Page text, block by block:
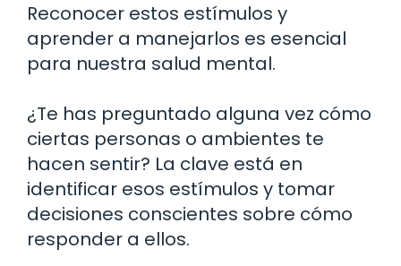
Reconocer estos estímulos y
aprender a manejarlos es esencial
para nuestra salud mental.
¿Te has preguntado alguna vez cómo
ciertas personas o ambientes te
hacen sentir? La clave está en
identificar esos estímulos y tomar
decisiones conscientes sobre cómo
responder a ellos.